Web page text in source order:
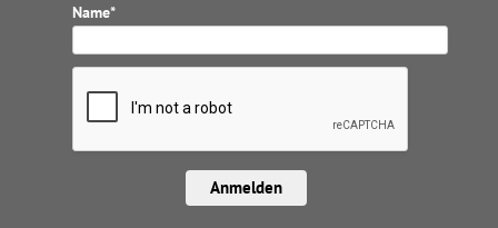
Name*
Anmelden